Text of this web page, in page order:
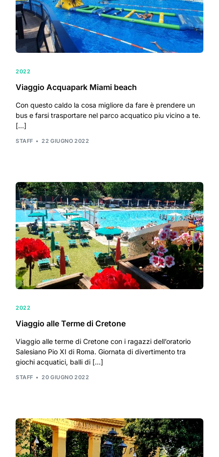
2022
Viaggio Acquapark Miami beach
Con questo caldo la cosa migliore da fare è prendere un
bus e farsi trasportare nel parco acquatico piu vicino a te.
[…]
STAFF 22 GIUGNO 2022
2022
Viaggio alle Terme di Cretone
Viaggio alle terme di Cretone con i ragazzi dell’oratorio
Salesiano Pio XI di Roma. Giornata di divertimento tra
giochi acquatici, balli di […]
STAFF 20 GIUGNO 2022